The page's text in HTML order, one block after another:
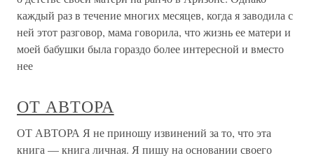
каждый раз в течение многих месяцев, когда я заводила с
ней этот разговор, мама говорила, что жизнь ее матери и
моей бабушки была гораздо более интересной и вместо
нее
ОТ АВТОРА
ОТ АВТОРА Я не приношу извинений за то, что эта
книга — книга личная. Я пишу на основании своего